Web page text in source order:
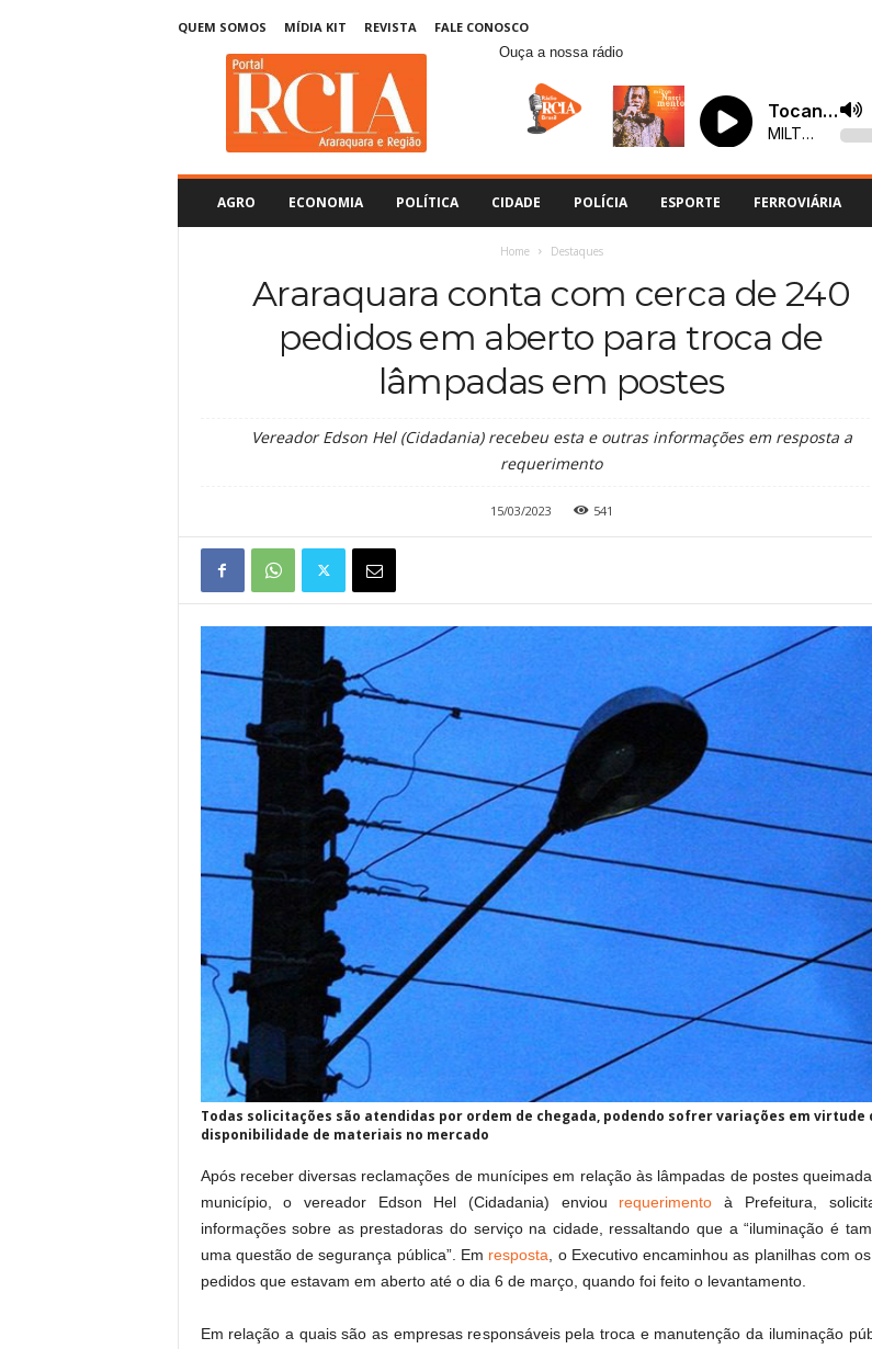
QUEM SOMOS MÍDIA KIT REVISTA
FALE CONOSCO
Ouça a nossa rádio
AGRO ECONOMIA POLÍTICA CIDADE POLÍCIA ESPORTE FERROVIÁRIA
Home Destaques
Araraquara conta com cerca de 240
pedidos em aberto para troca de
lâmpadas em postes
Vereador Edson Hel (Cidadania) recebeu esta e outras informações em resposta a
requerimento
15/03/2023 541
Todas solicitações são atendidas por ordem de chegada, podendo sofrer variações em virtude
disponibilidade de materiais no mercado
Após receber diversas reclamações de munícipes em relação às lâmpadas de postes
município, o vereador Edson Hel (Cidadania) enviou requerimento à Prefeitura,
informações sobre as prestadoras do serviço na cidade, ressaltando que a “iluminação é
uma questão de segurança pública”. Em resposta , o Executivo encaminhou as planilhas com
pedidos que estavam em aberto até o dia 6 de março, quando foi feito o levantamento.
Em relação a quais são as empresas responsáveis pela troca e manutenção da iluminação